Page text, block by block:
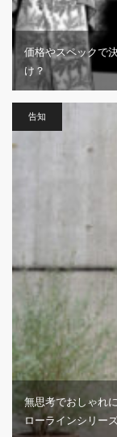
価格やスペックで
け？
告知
無思考でおしゃれ
ローラインシリー